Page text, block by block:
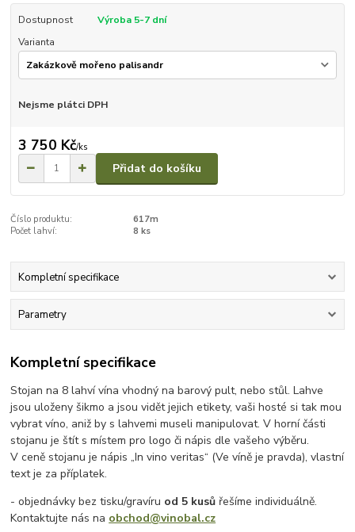
Dostupnost
Výroba 5-7 dní
Varianta
Nejsme plátci DPH
3 750 Kč/ks
Přidat do košíku
Číslo produktu:
617m
Počet lahví:
8 ks
Kompletní specifikace
Parametry
Kompletní specifikace
Stojan na 8 lahví vína vhodný na barový pult, nebo stůl. Lahve
jsou uloženy šikmo a jsou vidět jejich etikety, vaši hosté si tak mou
vybrat víno, aniž by s lahvemi museli manipulovat. V horní části
stojanu je štít s místem pro logo či nápis dle vašeho výběru.
V ceně stojanu je nápis „In vino veritas“ (Ve víně je pravda), vlastní
text je za příplatek.
- objednávky bez tisku/gravíru od 5 kusů řešíme individuálně.
Kontaktujte nás na obchod@vinobal.cz